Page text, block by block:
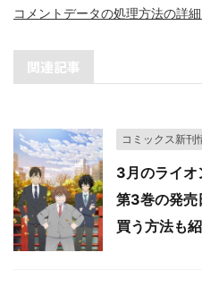
コメントデータの処理方法の詳
関連記事
コミックス新刊
3月のライオ
第3巻の発売
買う方法も紹